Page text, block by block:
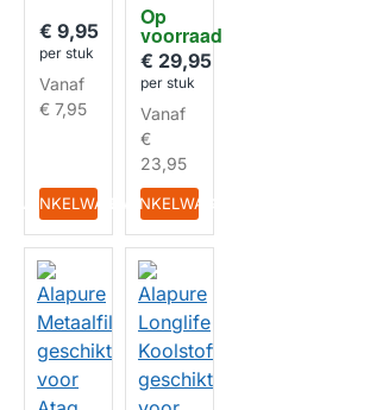
€ 9,95
per stuk
Vanaf
€ 7,95
IN WINKELWAGEN
HUISMERK
Op
voorraad
880136
04 /
40005
8
470x18
2mm
€ 29,95
per stuk
Vanaf
€
23,95
IN WINKELWAGEN